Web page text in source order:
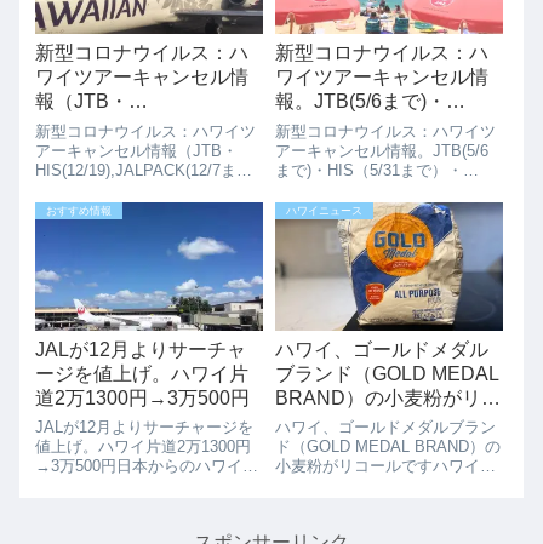
新型コロナウイルス：ハ
ワイツアーキャンセル情
報（JTB・
HIS(12/19),JALPACK(12/
7まで）
新型コロナウイルス：ハワイツ
アーキャンセル情報（JTB・
HIS(12/19),JALPACK(12/7ま
に対する１４日間の自己隔離を
開始され、観光業が再開されつ
つあります。ANAセ...
新型コロナウイルス：ハ
ワイツアーキャンセル情
報。JTB(5/6まで)・
HIS（5/31まで）・
JALPACK(6/30まで)
新型コロナウイルス：ハワイツ
アーキャンセル情報。JTB(5/6
まで)・HIS（5/31まで）・
ツアーが2020年3月からキャン
セルが続いています。ANAトラ
ベラーズが2021年7月からのツ
アーの販売を...
おすすめ情報
JALが12月よりサーチャ
ージを値上げ。ハワイ片
道2万1300円→3万500円
JALが12月よりサーチャージを
値上げ。ハワイ片道2万1300円
→3万500円日本からのハワイへ
ハワイニュース
ハワイ、ゴールドメダル
ブランド（GOLD MEDAL
BRAND）の小麦粉がリコ
ールです
ハワイ、ゴールドメダルブラン
ド（GOLD MEDAL BRAND）の
小麦粉がリコールですハワイヘ